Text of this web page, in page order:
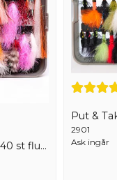
Havsöringsask 1 med 40 st flugor
Put &
2901
Ask ingår